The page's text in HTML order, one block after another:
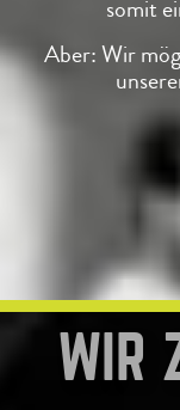
somit
Aber: Wir
WIR